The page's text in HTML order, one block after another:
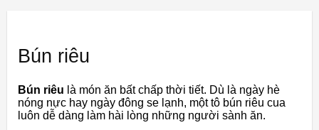
Bún riêu
Bún riêu là món ăn bất chấp thời tiết. Dù là ngày hè
nóng nực hay ngày đông se lạnh, một tô bún riêu cua
luôn dễ dàng làm hài lòng những người sành ăn.